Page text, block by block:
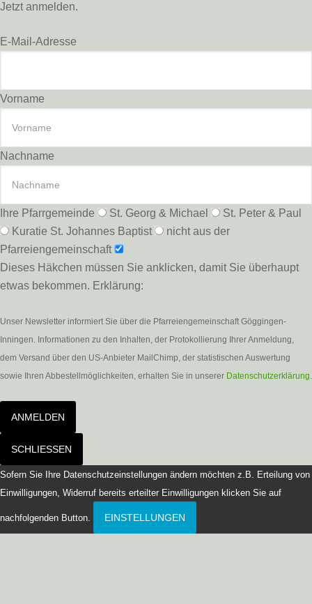
Jetzt anmelden.
E-Mail-Adresse
Vorname
Nachname
Ihre Pfarrgemeinde St. Georg & Michael
St. Peter & Paul
Kuratie St. Johannes Baptist
nicht aus der
Pfarreiengemeinschaft
Dieses Häkchen müssen Sie anklicken, damit Sie überhaupt
etwas bekommen. Erklärung:
Unser Newsletter informiert Sie über die Pfarreiengemeinschaft Göggingen-
Inningen. Informationen zu den Inhalten, der Protokollierung Ihrer Anmeldung,
dem Versand über den US-Anbieter MailChimp, der statistischen Auswertung
sowie Ihren Abbestellmöglichkeiten, erhalten Sie in unserer Datenschutzerklärung.
ANMELDEN
SCHLIESSEN
Sofern Sie Ihre Datenschutzeinstellungen ändern möchten z.B. Erteilung von
Einwilligungen, Widerruf bereits erteilter Einwilligungen klicken Sie auf
nachfolgenden Button. EINSTELLUNGEN